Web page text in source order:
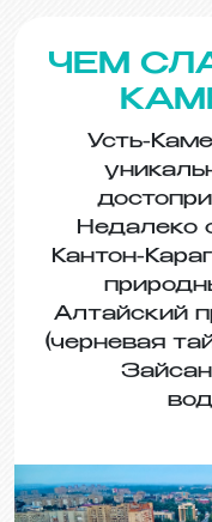
ЧЕМ
Усть-
Недалеко
Кантон-
Алтайский
(черневая